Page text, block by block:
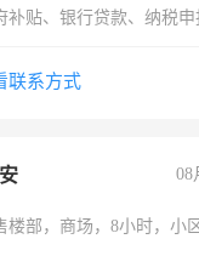
补贴、银行贷款、纳税申
咨询等业务。欲求兼职会
联系方式
08
楼部，商场，8小时，小